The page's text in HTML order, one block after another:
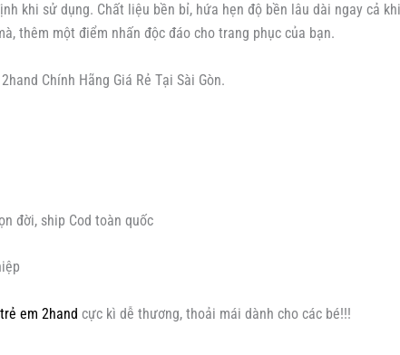
khi sử dụng. Chất liệu bền bỉ, hứa hẹn độ bền lâu dài ngay cả
thêm một điểm nhấn độc đáo cho trang phục của bạn.
Chính Hãng Giá Rẻ Tại Sài Gòn.
đời, ship Cod toàn quốc
em 2hand cực kì dễ thương, thoải mái dành cho các bé!!!